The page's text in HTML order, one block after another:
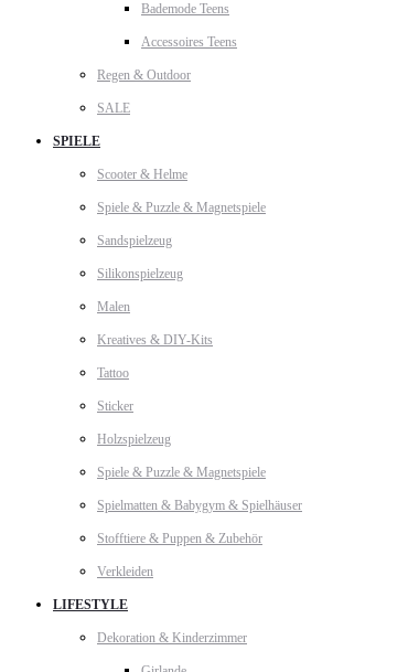
Bademode Teens
Accessoires Teens
Regen & Outdoor
SALE
SPIELE
Scooter & Helme
Spiele & Puzzle & Magnetspiele
Sandspielzeug
Silikonspielzeug
Malen
Kreatives & DIY-Kits
Tattoo
Sticker
Holzspielzeug
Spiele & Puzzle & Magnetspiele
Spielmatten & Babygym & Spielhäuser
Stofftiere & Puppen & Zubehör
Verkleiden
LIFESTYLE
Dekoration & Kinderzimmer